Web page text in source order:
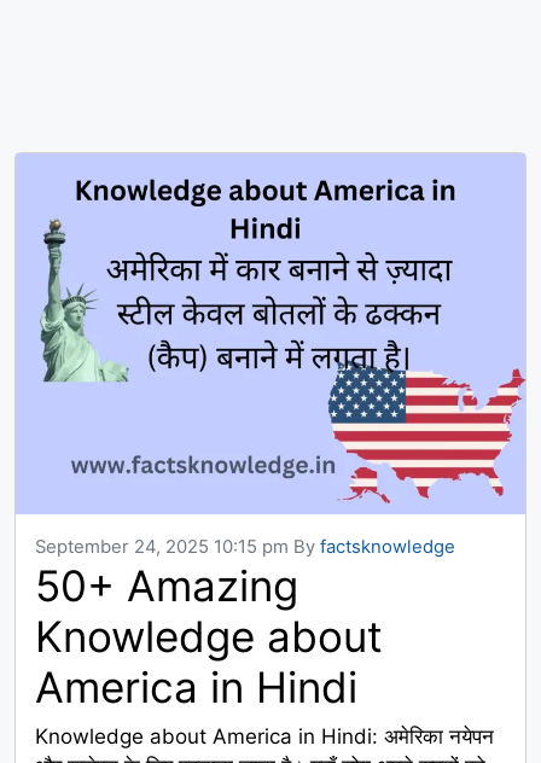
September 24, 2025 10:15 pm By factsknowledge
50+ Amazing
Knowledge about
America in Hindi
Knowledge about America in Hindi: अमेरिका नयेपन